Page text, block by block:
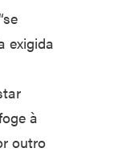
exigida
à
outro